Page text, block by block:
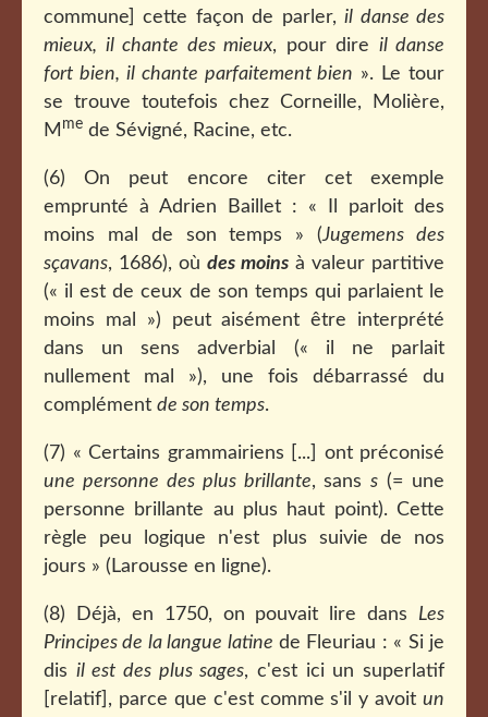
commune] cette façon de parler,il danse des
mieux, il chante des mieux, pour dire il danse
fort bien, il chante parfaitement bien ». Le tour
se trouve toutefois chez Corneille, Molière,
M me de Sévigné, Racine, etc.
(6) On peut encore citer cet exemple
emprunté à Adrien Baillet : « Il parloit des
moins mal de son temps » (Jugemens des
sçavans, 1686), où des moins à valeur partitive
(« il est de ceux de son temps qui parlaient le
moins mal ») peut aisément être interprété
dans un sens adverbial (« il ne parlait
nullement mal »), une fois débarrassé du
complément de son temps.
(7) « Certains grammairiens [...] ont préconisé
une personne des plus brillante, sanss (= une
personne brillante au plus haut point). Cette
règle peu logique n'est plus suivie de nos
jours » (Larousse en ligne).
(8) Déjà, en 1750, on pouvait lire dans Les
Principes de la langue latine de Fleuriau : « Si je
dis il est des plus sages, c'est ici un superlatif
[relatif], parce que c'est comme s'il y avoit un